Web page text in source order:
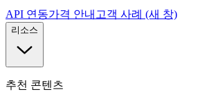
API 연동가격 안내 고객 사례 (새 창)
리소스
추천 콘텐츠